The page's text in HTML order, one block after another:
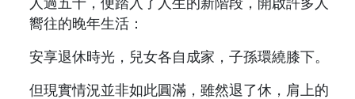
嚮往的晚年生活：
安享退休時光，兒女各自成家，子孫環繞膝下。
但現實情況並非如此圓滿，雖然退了休，肩上的